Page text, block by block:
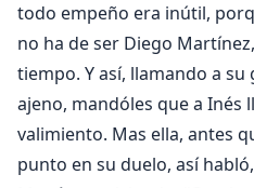
todo empeño era inútil,
no ha de ser Diego
tiempo. Y así, llamando a
ajeno, mandóles que a Inés
valimiento. Mas ella, antes
punto en su duelo, así